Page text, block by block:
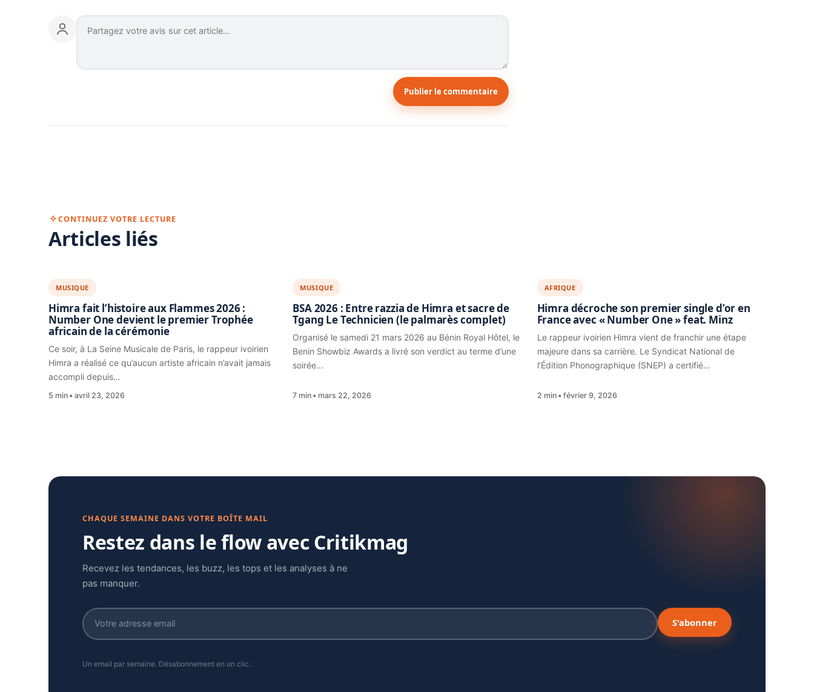
Publier le commentaire
CONTINUEZ VOTRE LECTURE
Articles liés
MUSIQUE
Himra fait l’histoire aux Flammes 2026 :
Number One devient le premier Trophée
africain de la cérémonie
Ce soir, à La Seine Musicale de Paris, le rappeur ivoirien
Himra a réalisé ce qu’aucun artiste africain n’avait jamais
accompli depuis…
5 min avril 23, 2026
MUSIQUE
BSA 2026 : Entre razzia de Himra et sacre de
Tgang Le Technicien (le palmarès complet)
Organisé le samedi 21 mars 2026 au Bénin Royal Hôtel, le
Benin Showbiz Awards a livré son verdict au terme d’une
soirée…
7 min mars 22, 2026
AFRIQUE
Himra décroche son premier single d’or en
France avec « Number One » feat. Minz
Le rappeur ivoirien Himra vient de franchir une étape
majeure dans sa carrière. Le Syndicat National de
l’Édition Phonographique (SNEP) a certifié…
2 min février 9, 2026
CHAQUE SEMAINE DANS VOTRE BOÎTE MAIL
Restez dans le flow avec Critikmag
Recevez les tendances, les buzz, les tops et les analyses à ne
pas manquer.
S'abonner
Un email par semaine. Désabonnement en un clic.